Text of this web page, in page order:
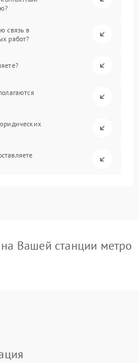
связь в
работ?
Вашей станции метро